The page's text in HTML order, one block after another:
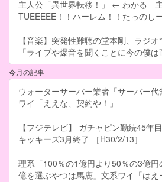
主人公「異世界転移！」 ← わかる
TUEEEEE！！ハーレム！！たっのし
【音楽】突発性難聴の堂本剛、ラジ
「ライブや爆音を聞くことに今の僕は
今月の記事
ウォーターサーバー業者「サーバー代
ワイ「ええな、契約や！」
【フジテレビ】 ガチャピン勤続45
キッキーズ3月終了 ［H30/2/13］
理系「100％の1億円より50％の3億円
億を選ぶやつは馬鹿」文系ワイ「はえ